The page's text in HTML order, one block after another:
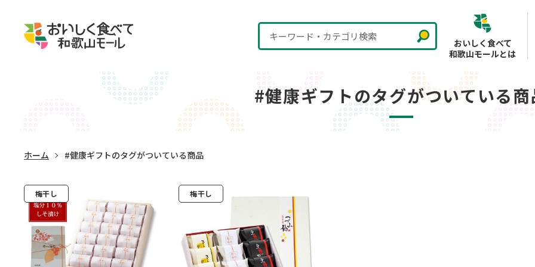
キーワード・カテゴリ検索
おいしく食べて
和歌山モールとは
#健康ギフトのタグがついている
ホーム #健康ギフトのタグがついている商品
梅干し 梅干し